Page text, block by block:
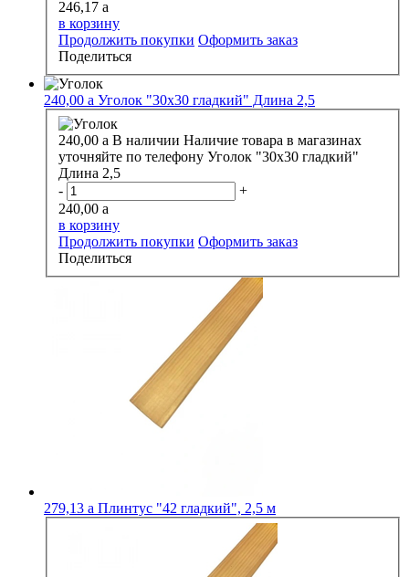
246,17 a
в корзину
Продолжить покупки Оформить заказ
Поделиться
240,00 a Уголок "30х30 гладкий" Длина 2,5
240,00 a В наличии Наличие товара в магазинах
уточняйте по телефону Уголок "30х30 гладкий"
Длина 2,5
-
+
240,00 a
в корзину
Продолжить покупки Оформить заказ
Поделиться
279,13 a Плинтус "42 гладкий", 2,5 м